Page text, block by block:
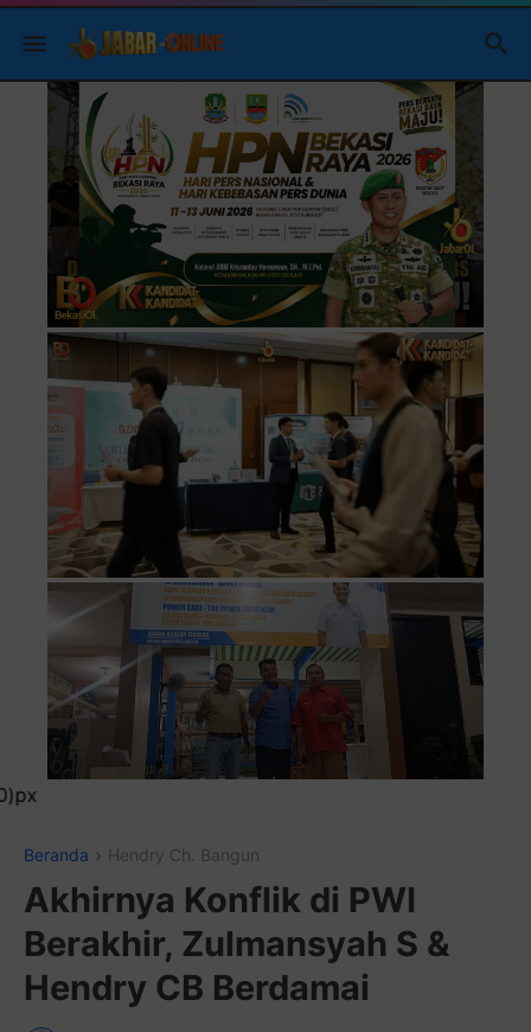
Beranda Hendry Ch. Bangun
Akhirnya Konflik di PWI
Berakhir, Zulmansyah S &
Hendry CB Berdamai